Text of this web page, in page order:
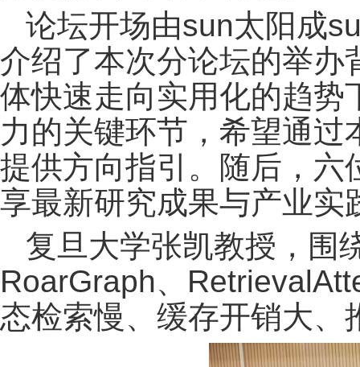
论坛开场由sun太阳成​
介绍了本次分论坛的举办
体快速走向实用化的趋势
力的关键环节，希望通
提供方向指引。随后，六
享最新研究成果与产业实
复旦大学张凯教授，围
RoarGraph、
态检索慢、缓存开销大、